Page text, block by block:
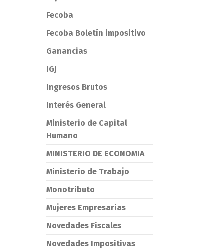
Fecoba
Fecoba Boletín impositivo
Ganancias
IGJ
Ingresos Brutos
Interés General
Ministerio de Capital
Humano
MINISTERIO DE ECONOMIA
Ministerio de Trabajo
Monotributo
Mujeres Empresarias
Novedades Fiscales
Novedades Impositivas